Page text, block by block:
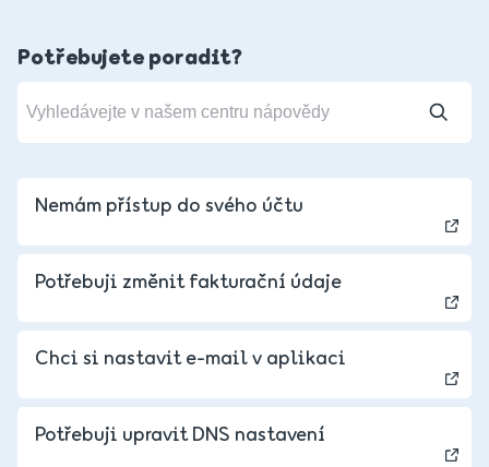
Potřebujete poradit?
Nemám přístup do svého účtu
Potřebuji změnit fakturační údaje
Chci si nastavit e-mail v aplikaci
Potřebuji upravit DNS nastavení